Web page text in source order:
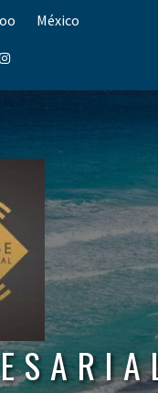
México
Instagram